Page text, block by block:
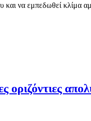
να εμπεδωθεί κλίμα